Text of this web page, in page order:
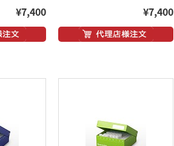
¥7,400 ¥7,400